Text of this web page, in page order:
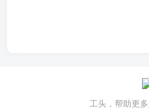
工头，帮助更